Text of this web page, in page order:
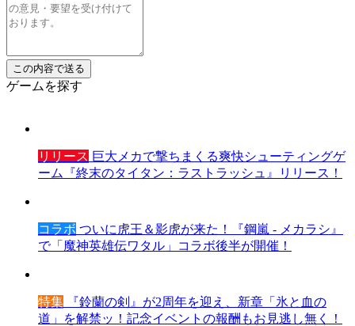
ゲームを探す
リリース 巨大メカで撃ちまくる爽快シューティングゲ
ーム『終末のタイタン：ラストラッシュ』リリース！
コラボ ついに虎王＆影虎が来た！『鋼嵐 - メカラシ』
で「魔神英雄伝ワタル」コラボ後半が開催！
特集 『鈴蘭の剣』が2周年を迎え、新章「氷と血の
道」を解禁ッ！記念イベントの報酬もお見逃し無く！